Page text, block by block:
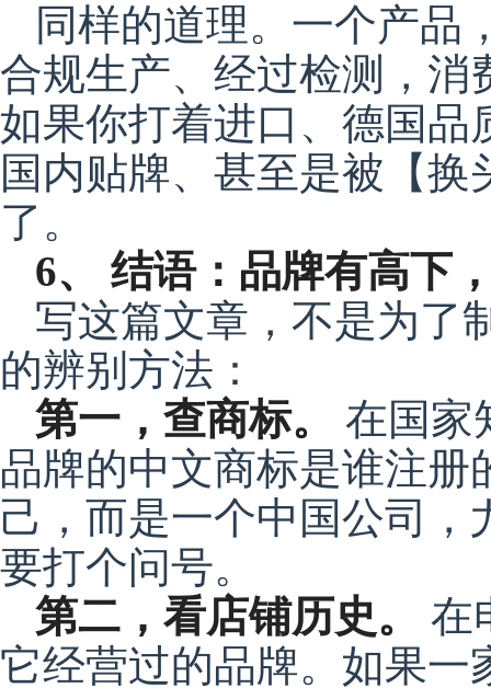
同样的道理。一个产品
合规生产、经过检测，消
如果你打着进口、德国品
国内贴牌、甚至是被【
了。
6、 结语：品牌有高下
写这篇文章，不是为了
的辨别方法：
第一，查商标。
在国家
品牌的中文商标是谁注
己，而是一个中国公司
要打个问号。
第二，看店铺历史。
在
它经营过的品牌。如果